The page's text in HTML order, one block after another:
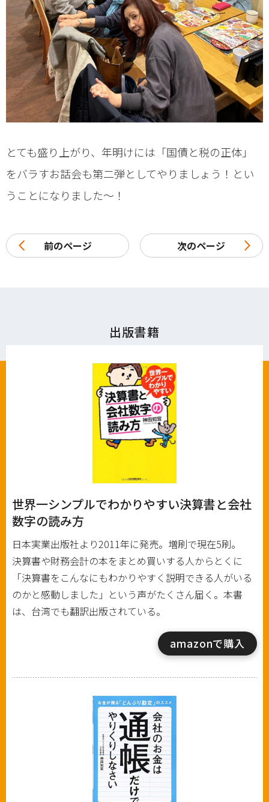
とても盛り上がり、年明けには「国債と税の正体」
をバラすお話会も第二弾としてやりましょう！とい
うことになりました〜！
前のページ 次のページ
出版書籍
世界一シンプルでわかりやすい決算書と会社
数字の読み方
日本実業出版社より2011年に発売。増刷で現在5刷。
決算書や財務会計の本をまとめ買いする人からとくに
「決算書をこんなにもわかりやすく説明できる人がいる
のかと感動しました」という声がたくさん届く。本書
は、台湾でも翻訳出版されている。
amazonで購入